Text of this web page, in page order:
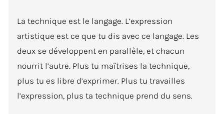
La technique est le langage. L’expression
artistique est ce que tu dis avec ce langage. Les
deux se développent en parallèle, et chacun
nourrit l’autre. Plus tu maîtrises la technique,
plus tu es libre d’exprimer. Plus tu travailles
l’expression, plus ta technique prend du sens.